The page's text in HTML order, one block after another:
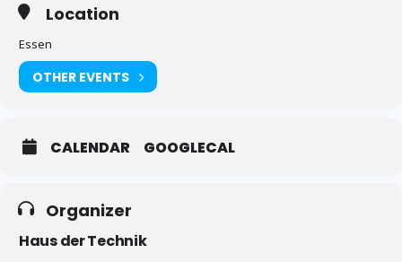
Location
Essen
OTHER EVENTS
CALENDAR GOOGLECAL
Organizer
Haus der Technik